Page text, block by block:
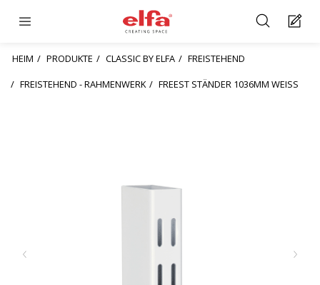
HEIM PRODUKTE CLASSIC BY ELFA
FREISTEHEND
FREISTEHEND - RAHMENWERK
FREEST STÄNDER 1036MM WEISS